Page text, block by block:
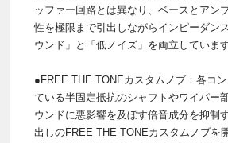
ッファー回路とは異なり、ベースとアン
性を極限まで引出しながらインピーダン
ウンド」と「低ノイズ」を両立しています
●FREE THE TONEカスタムノブ：各コ
ている半固定抵抗のシャフトやワイパー
ウンドに悪影響を及ぼす倍音成分を抑制
出しのFREE THE TONEカスタムノブを